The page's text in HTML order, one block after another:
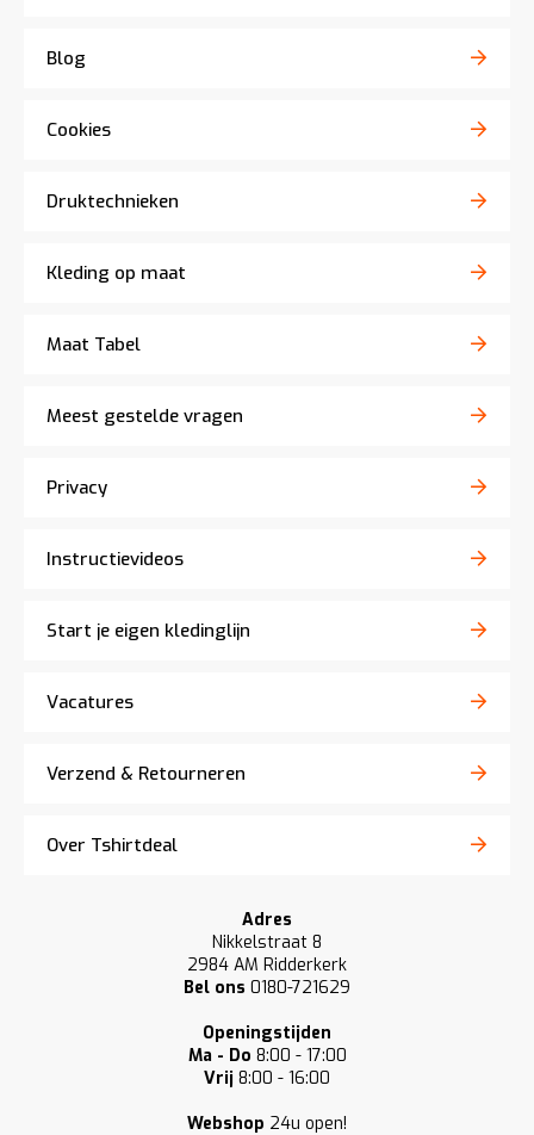
Blog
Cookies
Druktechnieken
Kleding op maat
Maat Tabel
Meest gestelde vragen
Privacy
Instructievideos
Start je eigen kledinglijn
Vacatures
Verzend & Retourneren
Over Tshirtdeal
Adres
Nikkelstraat 8
2984 AM Ridderkerk
Bel ons 0180-721629
Openingstijden
Ma - Do 8:00 - 17:00
Vrij 8:00 - 16:00
Webshop 24u open!